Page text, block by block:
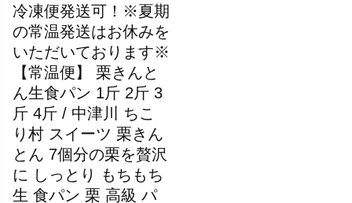
冷凍便発送可！※夏期
の常温発送はお休みを
いただいております※
【常温便】 栗きんと
ん生食パン 1斤 2斤 3
斤 4斤 / 中津川 ちこ
り村 スイーツ 栗きん
とん 7個分の栗を贅沢
に しっとり もちもち
生 食パン 栗 高級 パ